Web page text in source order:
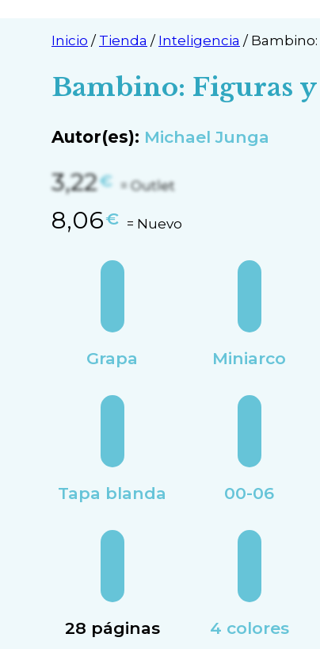
Inicio / Tienda / Inteligencia / Bambino:
Bambino: Figuras
Autor(es): Michael Junga
3,22€ = Outlet
8,06€ = Nuevo
Grapa Miniarco
Tapa blanda 00-06
28 páginas 4 colores